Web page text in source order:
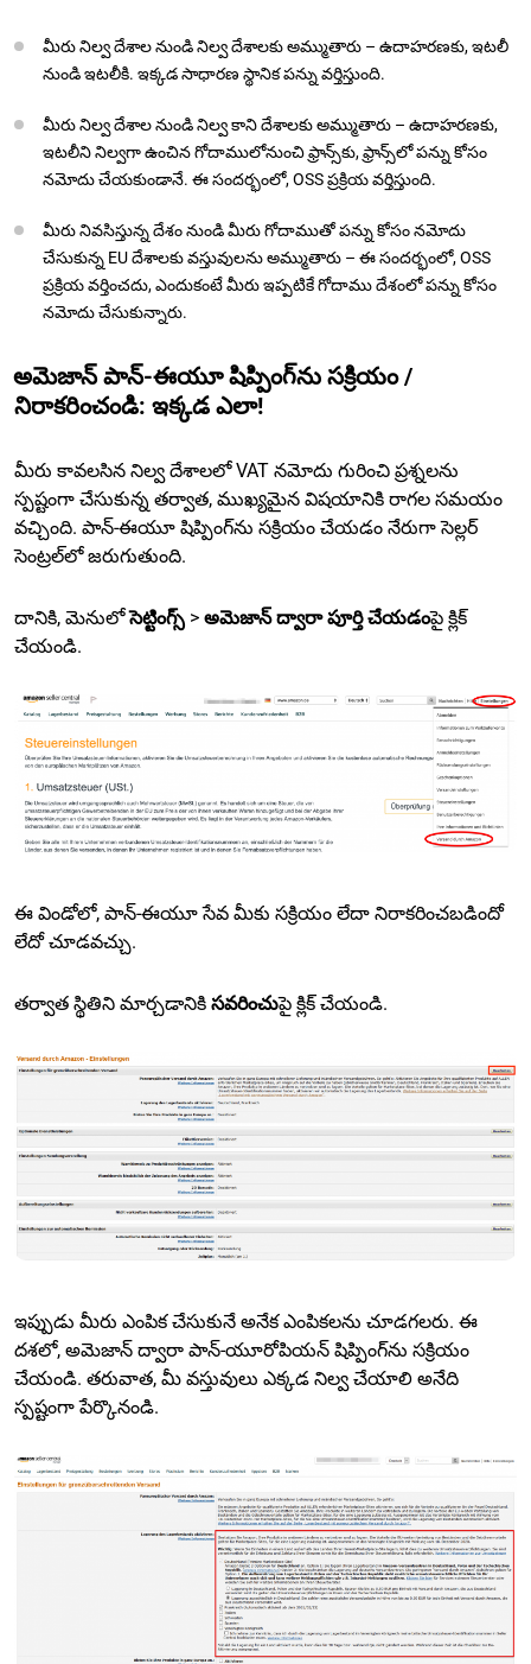
మీరు నిల్వ దేశాల నుండి నిల్వ దేశాలకు అమ్ముతారు – ఉదాహరణకు, ఇటలీ
నుండి ఇటలీకి. ఇక్కడ సాధారణ స్థానిక పన్ను వర్తిస్తుంది.
మీరు నిల్వ దేశాల నుండి నిల్వ కాని దేశాలకు అమ్ముతారు – ఉదాహరణకు,
ఇటలీని నిల్వగా ఉంచిన గోదాములోనుంచి ఫ్రాన్స్‌కు, ఫ్రాన్స్‌లో పన్ను కోసం
నమోదు చేయకుండానే. ఈ సందర్భంలో, OSS ప్రక్రియ వర్తిస్తుంది.
మీరు నివసిస్తున్న దేశం నుండి మీరు గోదాముతో పన్ను కోసం నమోదు
చేసుకున్న EU దేశాలకు వస్తువులను అమ్ముతారు – ఈ సందర్భంలో, OSS
ప్రక్రియ వర్తించదు, ఎందుకంటే మీరు ఇప్పటికే గోదాము దేశంలో పన్ను కోసం
నమోదు చేసుకున్నారు.
అమెజాన్ పాన్-ఈయూ షిప్పింగ్‌ను సక్రియం /
నిరాకరించండి: ఇక్కడ ఎలా!
మీరు కావలసిన నిల్వ దేశాలలో VAT నమోదు గురించి ప్రశ్నలను
స్పష్టంగా చేసుకున్న తర్వాత, ముఖ్యమైన విషయానికి రాగల సమయం
వచ్చింది. పాన్-ఈయూ షిప్పింగ్‌ను సక్రియం చేయడం నేరుగా సెల్లర్
సెంట్రల్‌లో జరుగుతుంది.
దానికి, మెనులోసెట్టింగ్స్ > అమెజాన్ ద్వారా పూర్తి చేయడంపై క్లిక్
చేయండి.
ఈ విండోలో, పాన్-ఈయూ సేవ మీకు సక్రియం లేదా నిరాకరించబడిందో
లేదో చూడవచ్చు.
తర్వాత స్థితిని మార్చడానికి సవరించుపై క్లిక్ చేయండి.
ఇప్పుడు మీరు ఎంపిక చేసుకునే అనేక ఎంపికలను చూడగలరు. ఈ
దశలో, అమెజాన్ ద్వారా పాన్-యూరోపియన్ షిప్పింగ్‌ను సక్రియం
చేయండి. తరువాత, మీ వస్తువులు ఎక్కడ నిల్వ చేయాలి అనేది
స్పష్టంగా పేర్కొనండి.